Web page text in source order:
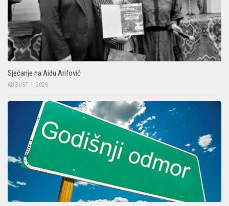
Sjećanje na Aidu Arifović
AUGUST 1, 2026